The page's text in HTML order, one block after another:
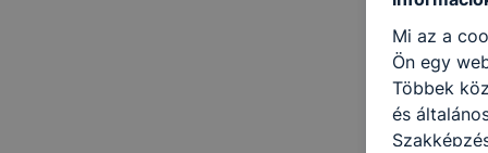
Mi az a
Ön egy
Többek
és